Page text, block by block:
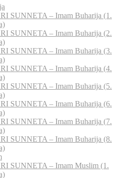
SUNNETA – Imam Buharija (1.
SUNNETA – Imam Buharija (2.
SUNNETA – Imam Buharija (3.
SUNNETA – Imam Buharija (4.
SUNNETA – Imam Buharija (5.
SUNNETA – Imam Buharija (6.
SUNNETA – Imam Buharija (7.
SUNNETA – Imam Buharija (8.
SUNNETA – Imam Muslim (1.